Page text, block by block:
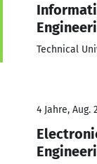
Technical
4 Jahre, Aug.